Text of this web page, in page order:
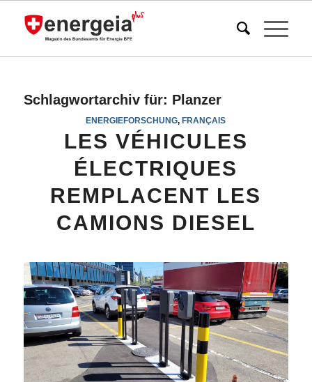
Schlagwortarchiv für: Planzer
ENERGIEFORSCHUNG,FRANÇAIS
LES VÉHICULES
ÉLECTRIQUES
REMPLACENT LES
CAMIONS DIESEL